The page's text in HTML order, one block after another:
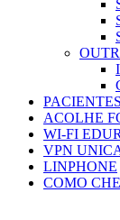
ACOLHE
WI-FI
VPN
LINPHONE
COMO